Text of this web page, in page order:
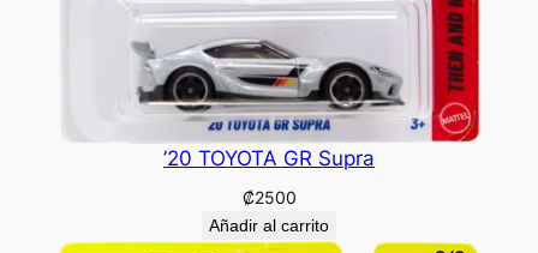
’20 TOYOTA GR Supra
₡2500
Añadir al carrito